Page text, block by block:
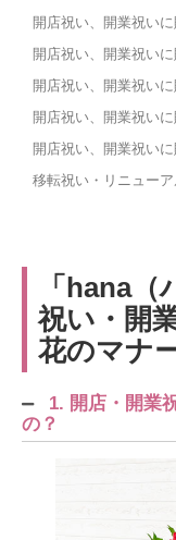
開店祝い、開業祝い
開店祝い、開業祝い
開店祝い、開業祝い
開店祝い、開業祝い
開店祝い、開業祝い
移転祝い・リニュー
「hana
祝い・開
花のマナ
1. 開店・開業
の？